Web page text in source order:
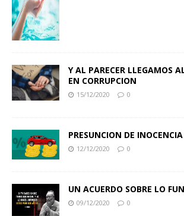
Y AL PARECER LLEGAMOS
EN CORRUPCION
15/12/2020 0
PRESUNCION DE
12/12/2020 0
UN ACUERDO SOBRE LO
09/12/2020 0